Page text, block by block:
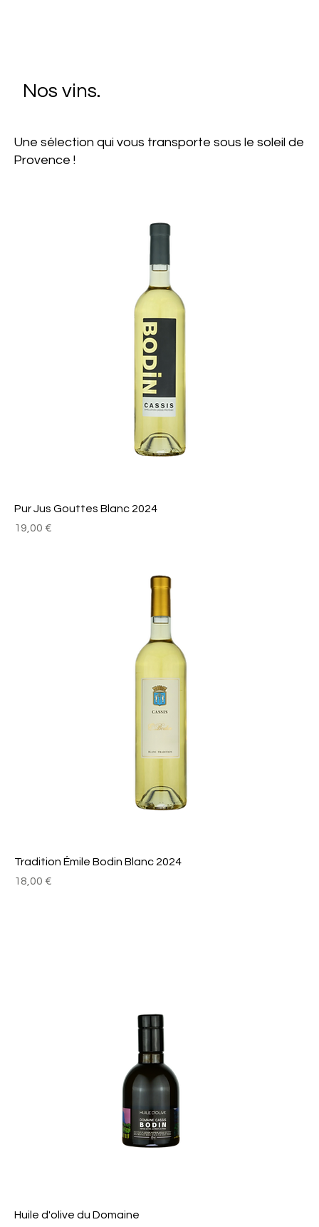
Nos vins.
Une sélection qui vous transporte sous le soleil de
Provence !
Pur Jus Gouttes Blanc 2024
Prix
19,00 €
Tradition Émile Bodin Blanc 2024
Prix
18,00 €
Huile d'olive du Domaine